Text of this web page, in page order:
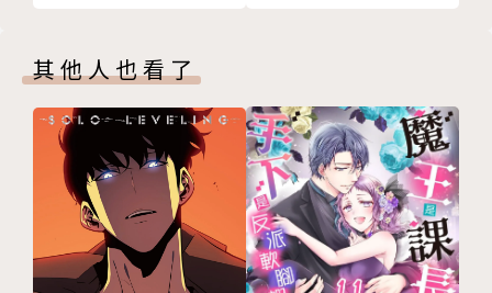
其他人也看了